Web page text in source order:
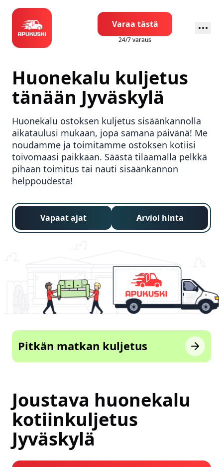
Varaa tästä
24/7 varaus
Huonekalu kuljetus
tänään Jyväskylä
Huonekalu ostoksen kuljetus sisäänkannolla
aikataulusi mukaan, jopa samana päivänä! Me
noudamme ja toimitamme ostoksen kotiisi
toivomaasi paikkaan. Säästä tilaamalla pelkkä
pihaan toimitus tai nauti sisäänkannon
helppoudesta!
Vapaat ajat Arvioi hinta
Pitkän matkan kuljetus
Joustava huonekalu
kotiinkuljetus
Jyväskylä